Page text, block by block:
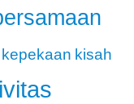
kepekaan kisah